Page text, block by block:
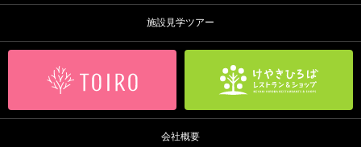
施設見学ツアー
会社概要